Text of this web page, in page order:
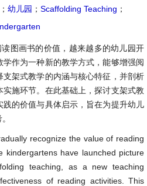
； 幼儿园 ； Scaffolding Teaching ；
图画书的价值，越来越多的幼儿园开
作为一种新的教学方式，能够增强阅
架式教学的内涵与核心特征，并剖析
施环节。在此基础上，探讨支架式教
的价值与具体启示，旨在为提升幼儿
recognize the value of reading
kindergartens have launched picture
teaching, as a new teaching
of reading activities. This